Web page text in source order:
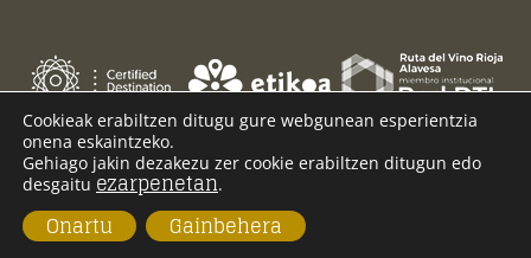
Cookieak erabiltzen ditugu gure webgunean esperientzia
onena eskaintzeko.
Gehiago jakin dezakezu zer cookie erabiltzen ditugun edo
desgaitu ezarpenetan.
Onartu Gainbehera